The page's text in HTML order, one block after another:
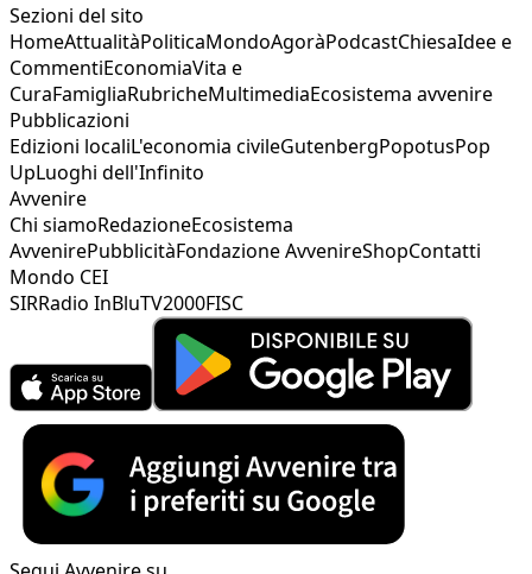
Sezioni del sito
HomeAttualitàPoliticaMondoAgoràPodcastChiesaIdee e
CommentiEconomiaVita e
CuraFamigliaRubricheMultimediaEcosistema avvenire
Pubblicazioni
Edizioni localiL'economia civileGutenbergPopotusPop
UpLuoghi dell'Infinito
Avvenire
Chi siamoRedazioneEcosistema
AvvenirePubblicitàFondazione AvvenireShopContatti
Mondo CEI
SIRRadio InBluTV2000FISC